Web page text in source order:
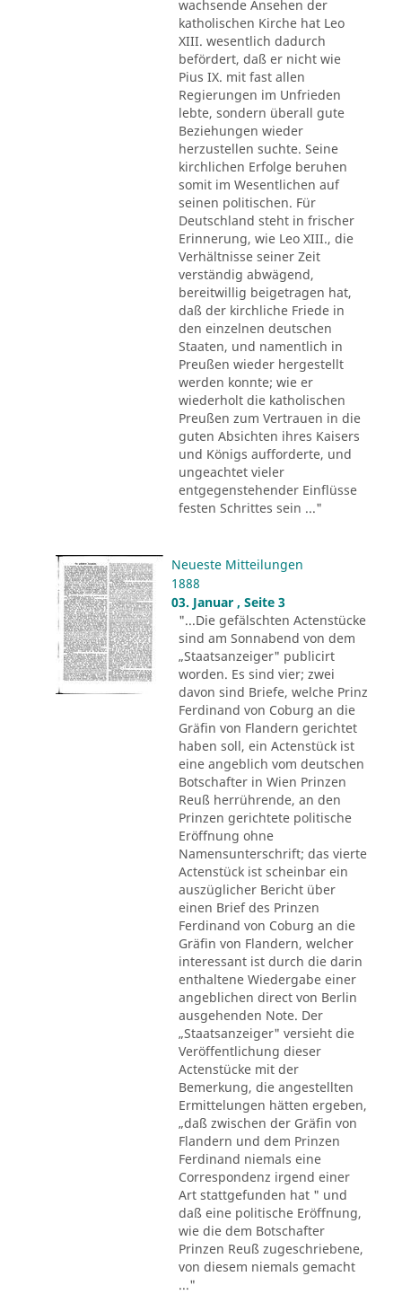
wachsende Ansehen der
katholischen Kirche hat Leo
XIII. wesentlich dadurch
befördert, daß er nicht wie
Pius IX. mit fast allen
Regierungen im Unfrieden
lebte, sondern überall gute
Beziehungen wieder
herzustellen suchte. Seine
kirchlichen Erfolge beruhen
somit im Wesentlichen auf
seinen politischen. Für
Deutschland steht in frischer
Erinnerung, wie Leo XIII., die
Verhältnisse seiner Zeit
verständig abwägend,
bereitwillig beigetragen hat,
daß der kirchliche Friede in
den einzelnen deutschen
Staaten, und namentlich in
Preußen wieder hergestellt
werden konnte; wie er
wiederholt die katholischen
Preußen zum Vertrauen in die
guten Absichten ihres Kaisers
und Königs aufforderte, und
ungeachtet vieler
entgegenstehender Einflüsse
festen Schrittes sein ..."
Neueste Mitteilungen
1888
03. Januar , Seite 3
"...Die gefälschten Actenstücke
sind am Sonnabend von dem
„Staatsanzeiger" publicirt
worden. Es sind vier; zwei
davon sind Briefe, welche Prinz
Ferdinand von Coburg an die
Gräfin von Flandern gerichtet
haben soll, ein Actenstück ist
eine angeblich vom deutschen
Botschafter in Wien Prinzen
Reuß herrührende, an den
Prinzen gerichtete politische
Eröffnung ohne
Namensunterschrift; das vierte
Actenstück ist scheinbar ein
auszüglicher Bericht über
einen Brief des Prinzen
Ferdinand von Coburg an die
Gräfin von Flandern, welcher
interessant ist durch die darin
enthaltene Wiedergabe einer
angeblichen direct von Berlin
ausgehenden Note. Der
„Staatsanzeiger" versieht die
Veröffentlichung dieser
Actenstücke mit der
Bemerkung, die angestellten
Ermittelungen hätten ergeben,
„daß zwischen der Gräfin von
Flandern und dem Prinzen
Ferdinand niemals eine
Correspondenz irgend einer
Art stattgefunden hat " und
daß eine politische Eröffnung,
wie die dem Botschafter
Prinzen Reuß zugeschriebene,
von diesem niemals gemacht
..."